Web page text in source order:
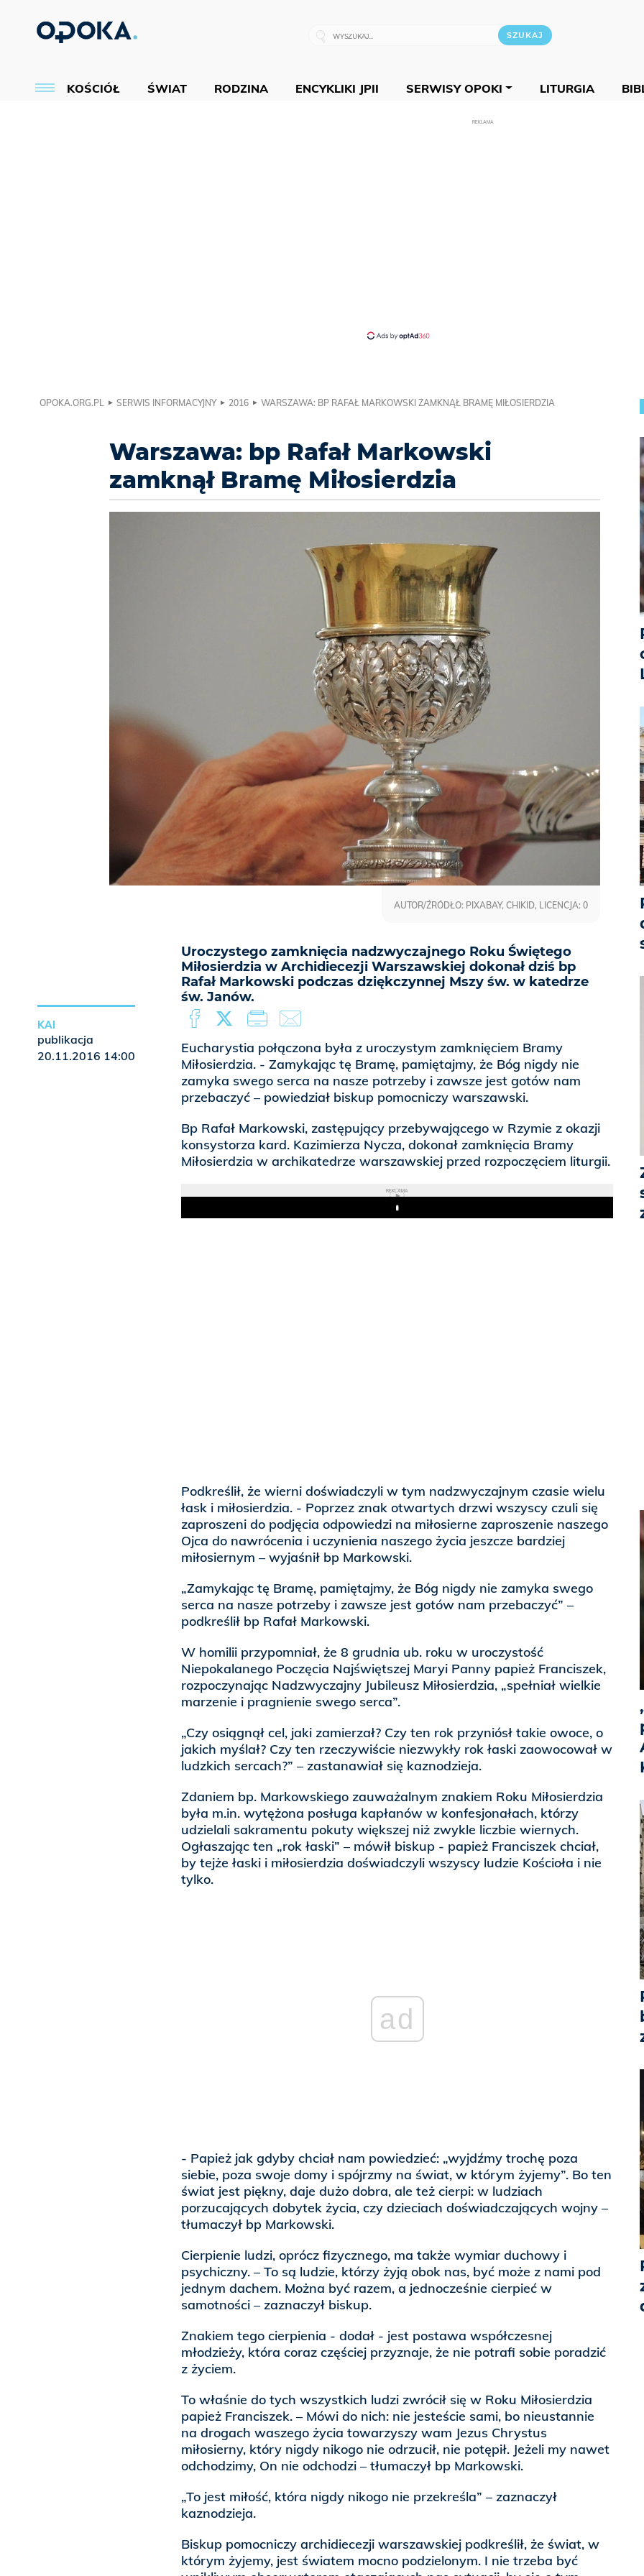
KOŚCIÓŁ ŚWIAT RODZINA ENCYKLIKI JPII SERWISY OPOKI LITURGIA
REKLAMA
OPOKA.ORG.PL SERWIS INFORMACYJNY 2016 WARSZAWA: BP RAFAŁ MARKOWSKI ZAMKNĄŁ BRAMĘ MIŁOSIERDZIA
Warszawa: bp Rafał Markowski
zamknął Bramę Miłosierdzia
Uroczystego zamknięcia nadzwyczajnego Roku Świętego
Miłosierdzia w Archidiecezji Warszawskiej dokonał dziś bp
Rafał Markowski podczas dziękczynnej Mszy św. w katedrze
św. Janów.
AUTOR/ŹRÓDŁO: PIXABAY, CHIKID, LICENCJA: 0
Eucharystia połączona była z uroczystym zamknięciem Bramy
Miłosierdzia. - Zamykając tę Bramę, pamiętajmy, że Bóg nigdy nie
zamyka swego serca na nasze potrzeby i zawsze jest gotów nam
przebaczyć – powiedział biskup pomocniczy warszawski.
Bp Rafał Markowski, zastępujący przebywającego w Rzymie z okazji
konsystorza kard. Kazimierza Nycza, dokonał zamknięcia Bramy
Miłosierdzia w archikatedrze warszawskiej przed rozpoczęciem liturgii.
REKLAMA
Play
Podkreślił, że wierni doświadczyli w tym nadzwyczajnym czasie wielu
łask i miłosierdzia. - Poprzez znak otwartych drzwi wszyscy czuli się
zaproszeni do podjęcia odpowiedzi na miłosierne zaproszenie naszego
Ojca do nawrócenia i uczynienia naszego życia jeszcze bardziej
miłosiernym – wyjaśnił bp Markowski.
„Zamykając tę Bramę, pamiętajmy, że Bóg nigdy nie zamyka swego
serca na nasze potrzeby i zawsze jest gotów nam przebaczyć” –
podkreślił bp Rafał Markowski.
W homilii przypomniał, że 8 grudnia ub. roku w uroczystość
Niepokalanego Poczęcia Najświętszej Maryi Panny papież Franciszek,
rozpoczynając Nadzwyczajny Jubileusz Miłosierdzia, „spełniał wielkie
marzenie i pragnienie swego serca”.
„Czy osiągnął cel, jaki zamierzał? Czy ten rok przyniósł takie owoce, o
jakich myślał? Czy ten rzeczywiście niezwykły rok łaski zaowocował w
ludzkich sercach?” – zastanawiał się kaznodzieja.
Zdaniem bp. Markowskiego zauważalnym znakiem Roku Miłosierdzia
była m.in. wytężona posługa kapłanów w konfesjonałach, którzy
udzielali sakramentu pokuty większej niż zwykle liczbie wiernych.
Ogłaszając ten „rok łaski” – mówił biskup - papież Franciszek chciał,
by tejże łaski i miłosierdzia doświadczyli wszyscy ludzie Kościoła i nie
tylko.
ad
- Papież jak gdyby chciał nam powiedzieć: „wyjdźmy trochę poza
siebie, poza swoje domy i spójrzmy na świat, w którym żyjemy”. Bo ten
świat jest piękny, daje dużo dobra, ale też cierpi: w ludziach
porzucających dobytek życia, czy dzieciach doświadczających wojny –
tłumaczył bp Markowski.
Cierpienie ludzi, oprócz fizycznego, ma także wymiar duchowy i
psychiczny. – To są ludzie, którzy żyją obok nas, być może z nami pod
jednym dachem. Można być razem, a jednocześnie cierpieć w
samotności – zaznaczył biskup.
Znakiem tego cierpienia - dodał - jest postawa współczesnej
młodzieży, która coraz częściej przyznaje, że nie potrafi sobie poradzić
z życiem.
To właśnie do tych wszystkich ludzi zwrócił się w Roku Miłosierdzia
papież Franciszek. – Mówi do nich: nie jesteście sami, bo nieustannie
na drogach waszego życia towarzyszy wam Jezus Chrystus
miłosierny, który nigdy nikogo nie odrzucił, nie potępił. Jeżeli my nawet
odchodzimy, On nie odchodzi – tłumaczył bp Markowski.
„To jest miłość, która nigdy nikogo nie przekreśla” – zaznaczył
kaznodzieja.
Biskup pomocniczy archidiecezji warszawskiej podkreślił, że świat, w
którym żyjemy, jest światem mocno podzielonym. I nie trzeba być
KAI
publikacja
20.11.2016 14:00